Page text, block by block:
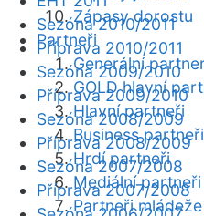
Zápasy dorostu
Partneři
Generální
GOLD hlavní
Hlavní partneři
Business partneři
Hrdí partneři
Mediální partneři
Partneři mládeže
Sezóna 2010/2011
Příprava 2010/2011
Sezóna 2009/2010
Příprava 2009/2010
Sezóna 2008/2009
Příprava 2008/2009
Sezóna 2007/2008
Příprava 2007/2008